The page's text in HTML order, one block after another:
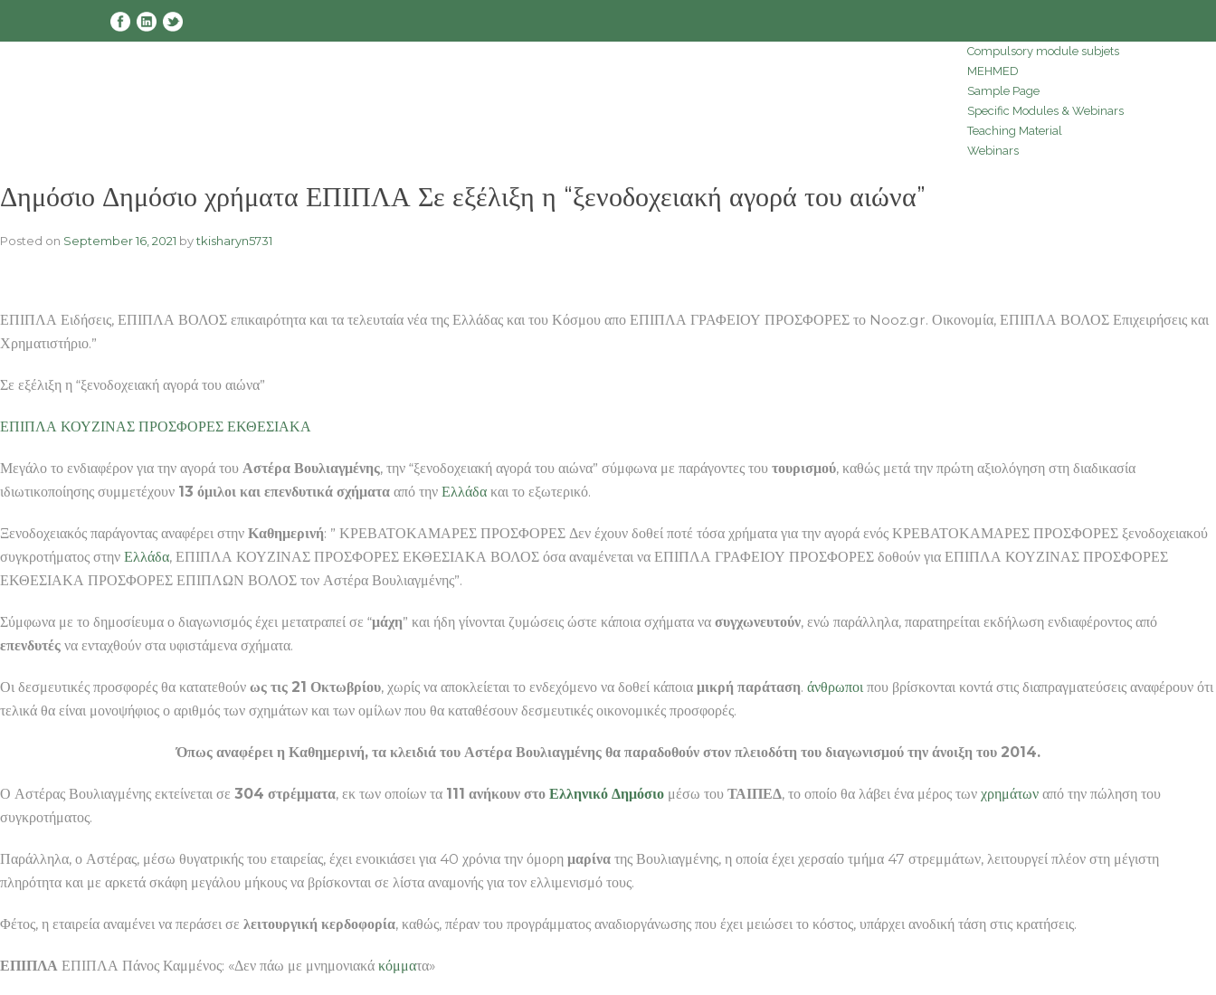
Compulsory module subjets
MEHMED
Sample Page
Specific Modules & Webinars
Teaching Material
Webinars
Δημόσιο Δημόσιο χρήματα ΕΠΙΠΛΑ Σε εξέλιξη η “ξενοδοχειακή αγορά του αιώνα”
Posted on September 16, 2021 bytkisharyn5731
ΕΠΙΠΛΑ Ειδήσεις, ΕΠΙΠΛΑ ΒΟΛΟΣ επικαιρότητα και τα τελευταία νέα της Ελλάδας και του Κόσμου απο ΕΠΙΠΛΑ ΓΡΑΦΕΙΟΥ ΠΡΟΣΦΟΡΕΣ το Nooz.gr. Οικονομία, ΕΠΙΠΛΑ ΒΟΛΟΣ Επιχειρήσεις και
Χρηματιστήριο.”
Σε εξέλιξη η “ξενοδοχειακή αγορά του αιώνα”
ΕΠΙΠΛΑ ΚΟΥΖΙΝΑΣ ΠΡΟΣΦΟΡΕΣ ΕΚΘΕΣΙΑΚΑ
Μεγάλο το ενδιαφέρον για την αγορά του Αστέρα Βουλιαγμένης, την “ξενοδοχειακή αγορά του αιώνα” σύμφωνα με παράγοντες του τουρισμού, καθώς μετά την πρώτη αξιολόγηση στη διαδικασία
ιδιωτικοποίησης συμμετέχουν 13 όμιλοι και επενδυτικά σχήματα από την Ελλάδα και το εξωτερικό.
Ξενοδοχειακός παράγοντας αναφέρει στην Καθημερινή: ” ΚΡΕΒΑΤΟΚΑΜΑΡΕΣ ΠΡΟΣΦΟΡΕΣ Δεν έχουν δοθεί ποτέ τόσα χρήματα για την αγορά ενός ΚΡΕΒΑΤΟΚΑΜΑΡΕΣ ΠΡΟΣΦΟΡΕΣ ξενοδοχειακού
συγκροτήματος στην Ελλάδα, ΕΠΙΠΛΑ ΚΟΥΖΙΝΑΣ ΠΡΟΣΦΟΡΕΣ ΕΚΘΕΣΙΑΚΑ ΒΟΛΟΣ όσα αναμένεται να ΕΠΙΠΛΑ ΓΡΑΦΕΙΟΥ ΠΡΟΣΦΟΡΕΣ δοθούν για ΕΠΙΠΛΑ ΚΟΥΖΙΝΑΣ ΠΡΟΣΦΟΡΕΣ
ΕΚΘΕΣΙΑΚΑ ΠΡΟΣΦΟΡΕΣ ΕΠΙΠΛΩΝ ΒΟΛΟΣ τον Αστέρα Βουλιαγμένης”.
Σύμφωνα με το δημοσίευμα ο διαγωνισμός έχει μετατραπεί σε “μάχη” και ήδη γίνονται ζυμώσεις ώστε κάποια σχήματα να συγχωνευτούν, ενώ παράλληλα, παρατηρείται εκδήλωση ενδιαφέροντος από
επενδυτές να ενταχθούν στα υφιστάμενα σχήματα.
Οι δεσμευτικές προσφορές θα κατατεθούν ως τις 21 Οκτωβρίου, χωρίς να αποκλείεται το ενδεχόμενο να δοθεί κάποια μικρή παράταση. άνθρωποι που βρίσκονται κοντά στις διαπραγματεύσεις αναφέρουν ότι
τελικά θα είναι μονοψήφιος ο αριθμός των σχημάτων και των ομίλων που θα καταθέσουν δεσμευτικές οικονομικές προσφορές.
Όπως αναφέρει η Καθημερινή, τα κλειδιά του Αστέρα Βουλιαγμένης θα παραδοθούν στον πλειοδότη του διαγωνισμού την άνοιξη του 2014.
Ο Αστέρας Βουλιαγμένης εκτείνεται σε 304 στρέμματα, εκ των οποίων τα 111 ανήκουν στο Ελληνικό Δημόσιο μέσω του ΤΑΙΠΕΔ, το οποίο θα λάβει ένα μέρος των χρημάτων από την πώληση του
συγκροτήματος.
Παράλληλα, ο Αστέρας, μέσω θυγατρικής του εταιρείας, έχει ενοικιάσει για 40 χρόνια την όμορη μαρίνα της Βουλιαγμένης, η οποία έχει χερσαίο τμήμα 47 στρεμμάτων, λειτουργεί πλέον στη μέγιστη
πληρότητα και με αρκετά σκάφη μεγάλου μήκους να βρίσκονται σε λίστα αναμονής για τον ελλιμενισμό τους.
Φέτος, η εταιρεία αναμένει να περάσει σε λειτουργική κερδοφορία, καθώς, πέραν του προγράμματος αναδιοργάνωσης που έχει μειώσει το κόστος, υπάρχει ανοδική τάση στις κρατήσεις.
ΕΠΙΠΛΑ ΕΠΙΠΛΑ Πάνος Καμμένος: «Δεν πάω με μνημονιακά κόμματα»